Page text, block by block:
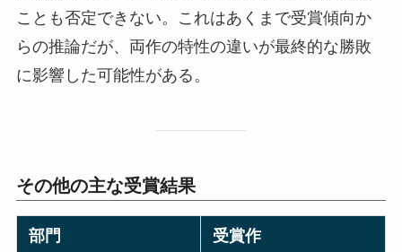
ことも否定できない。これはあくまで受賞傾向か
らの推論だが、両作の特性の違いが最終的な勝敗
に影響した可能性がある。
その他の主な受賞結果
部門 受賞作